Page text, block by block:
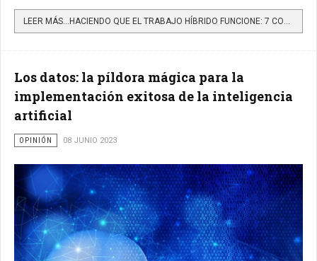
LEER MÁS…HACIENDO QUE EL TRABAJO HÍBRIDO FUNCIONE: 7 CONSEJOS BASADOS EN DATOS DUROS
Los datos: la píldora mágica para la
implementación exitosa de la inteligencia
artificial
OPINIÓN 08 JUNIO 2023